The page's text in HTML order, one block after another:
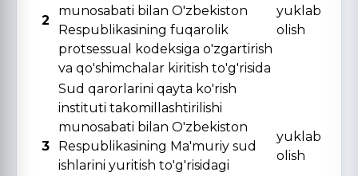
2
munosabati bilan O'zbekiston
Respublikasining fuqarolik
protsessual kodeksiga o'zgartirish
va qo'shimchalar kiritish to'g'risida
yuklab
olish
3
Sud qarorlarini qayta ko'rish
instituti takomillashtirilishi
munosabati bilan O'zbekiston
Respublikasining Ma'muriy sud
ishlarini yuritish to'g'risidagi
yuklab
olish